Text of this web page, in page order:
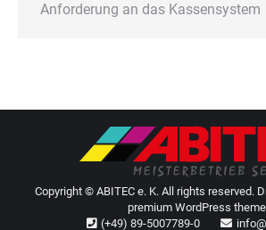
Anforderung an das Kassensystem
Copyright © ABITEC e. K. All rights reserved.
premium WordPress
(+49) 89-5007789-0